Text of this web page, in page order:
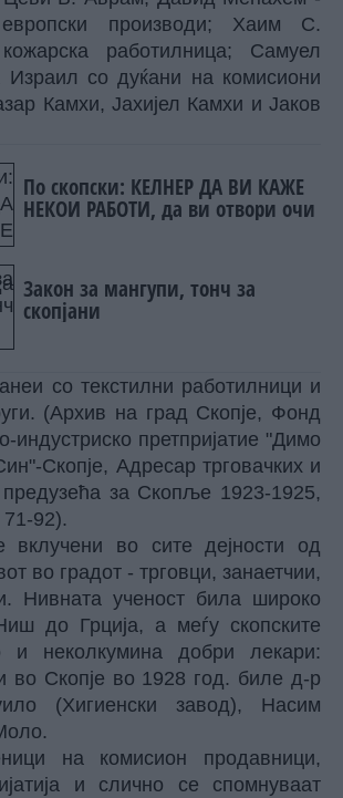
производи; Хаим С.
работилница; Самуел
со дуќани на комисиони
Камхи, Јахијел Камхи и Јаков
По скопски: КЕЛНЕР ДА ВИ КАЖЕ
НЕКОИ РАБОТИ, да ви отвори очи
Закон за мангупи, тонч за
скопјани
со текстилни работилници и
(Архив на град Скопје, Фонд
индустриско претпријатие "Димо
Скопје, Адресар трговачких и
предузећа за Скопље 1923-1925,
92).
вклучени во сите дејности од
во градот - трговци, занаетчии,
Нивната ученост била широко
до Грција, а меѓу скопските
и неколкумина добри лекари:
во Скопје во 1928 год. биле д-р
(Хигиенски завод), Насим
на комисион продавници,
и слично се спомнуваат